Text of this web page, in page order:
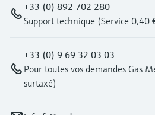
+33 (0) 892 702 280
Support technique (Service
+33 (0) 9 69 32 03 03
Pour toutes vos demandes Gas
surtaxé)